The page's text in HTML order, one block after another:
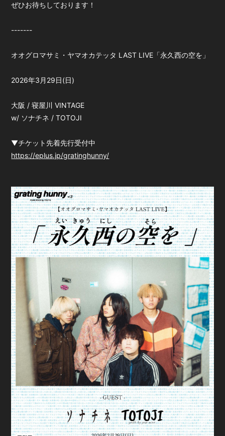
ぜひお待ちしております！
-------
オオグロマサミ・ヤマオカテッタ LAST LIVE「永久西の空を」
2026年3月29日(日)
大阪 / 寝屋川 VINTAGE
w/ ソナチネ / TOTOJI
▼チケット先着先行受付中
https://eplus.jp/gratinghunny/